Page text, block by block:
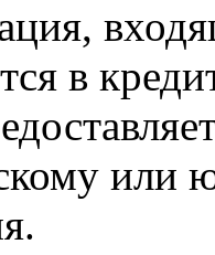
в
или